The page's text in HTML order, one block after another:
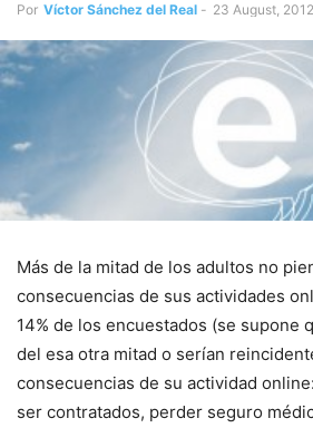
Por Víctor Sánchez del Real - 23 August, 2012
Más de la mitad de los adultos no
consecuencias de sus actividades
14% de los encuestados (se supone
del esa otra mitad o serían
consecuencias de su actividad
ser contratados, perder seguro